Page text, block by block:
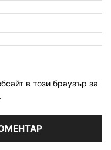
в този браузър за